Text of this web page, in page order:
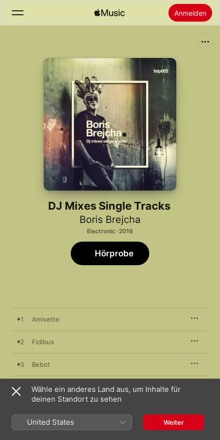
Anmelden
Startseite
Radio
Apple Music installieren
DJ Mixes Single Tracks
Boris Brejcha
Electronic · 2016
Hörprobe
1 Amisette
2 Fidibus
3 Bebot
4 Black Beauty
6 I Can't Breathe
Wähle ein anderes Land aus, um Inhalte für
deinen Standort zu sehen
United States Weiter